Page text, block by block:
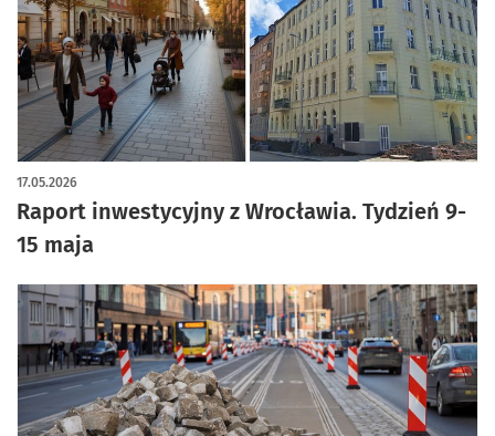
Raport inwestycyjny z Wrocławia. Tydzień 9-
15 maja
17.05.2026
artykuł z galerią zdjęć